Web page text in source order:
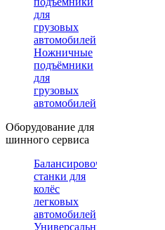
для
грузовых
автомобилей
Ножничные
подъёмники
для
грузовых
автомобилей
Оборудование для
шинного сервиса
Балансировочные
станки для
колёс
легковых
автомобилей
Универсальные